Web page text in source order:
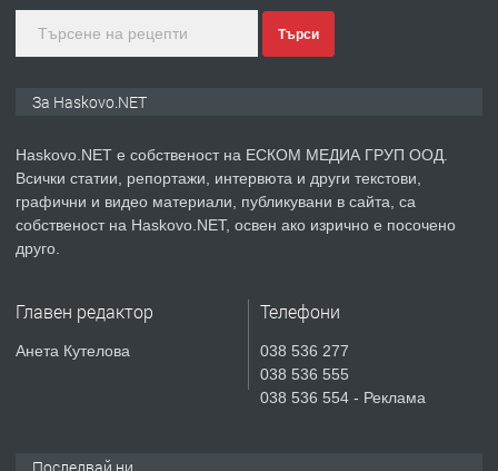
преди 4 дни
ПРЕДЛАГА
Продавам парцел в гр. Хасково кв.
СГЛОБЯВАНЕ НА МЕБЕЛИ.
Търси
За Haskovo.NET
Haskovo.NET е собственост на ЕСКОМ МЕДИА ГРУП ООД.
Всички статии, репортажи, интервюта и други текстови,
графични и видео материали, публикувани в сайта, са
собственост на Haskovo.NET, освен ако изрично е посочено
друго.
Главен редактор
Анета Кутелова
Телефони
038 536 277
038 536 555
038 536 554 - Реклама
Последвай ни